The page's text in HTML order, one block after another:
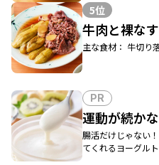
5位
牛肉と裸な
主な食材： 牛切り
PR
運動が続か
腸活だけじゃない
てくれるヨーグル